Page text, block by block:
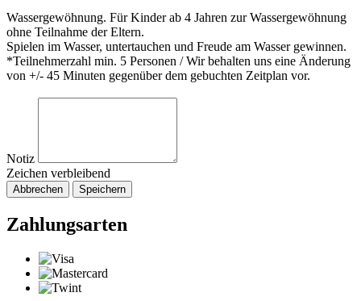
Wassergewöhnung. Für Kinder ab 4 Jahren zur Wassergewöhnung
ohne Teilnahme der Eltern.
Spielen im Wasser, untertauchen und Freude am Wasser gewinnen.
*Teilnehmerzahl min. 5 Personen / Wir behalten uns eine Änderung
von +/- 45 Minuten gegenüber dem gebuchten Zeitplan vor.
Notiz
Zeichen verbleibend
Abbrechen Speichern
Zahlungsarten